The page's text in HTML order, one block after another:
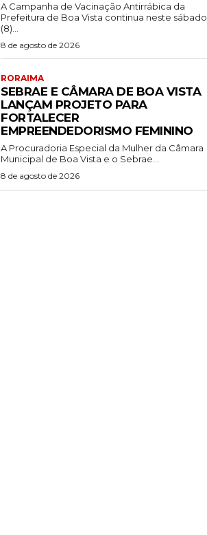
A Campanha de Vacinação Antirrábica da
Prefeitura de Boa Vista continua neste sábado
(8)...
8 de agosto de 2026
RORAIMA
SEBRAE E CÂMARA DE BOA VISTA
LANÇAM PROJETO PARA
FORTALECER
EMPREENDEDORISMO FEMININO
A Procuradoria Especial da Mulher da Câmara
Municipal de Boa Vista e o Sebrae...
8 de agosto de 2026